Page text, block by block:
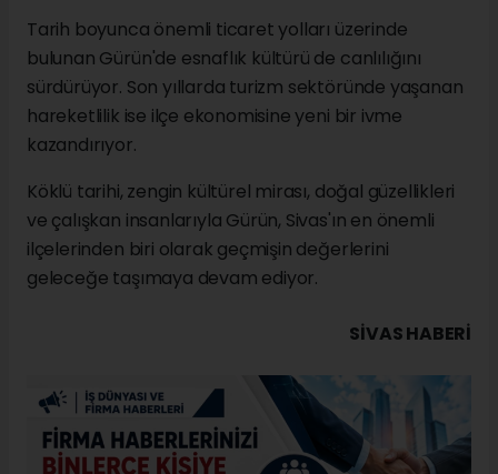
Tarih boyunca önemli ticaret yolları üzerinde
bulunan Gürün'de esnaflık kültürü de canlılığını
sürdürüyor. Son yıllarda turizm sektöründe yaşanan
hareketlilik ise ilçe ekonomisine yeni bir ivme
kazandırıyor.
Köklü tarihi, zengin kültürel mirası, doğal güzellikleri
ve çalışkan insanlarıyla Gürün, Sivas'ın en önemli
ilçelerinden biri olarak geçmişin değerlerini
geleceğe taşımaya devam ediyor.
SIVAS HABERİ